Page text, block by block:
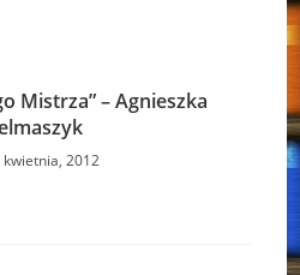
Mistrza” – Agnieszka
kwietnia, 2012